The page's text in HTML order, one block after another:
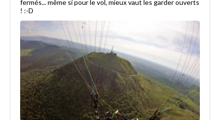
fermés... même si pour le vol, mieux vaut les garder ouverts
! :-D